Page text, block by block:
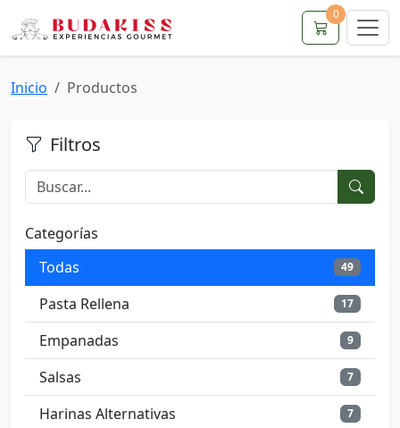
0
Inicio Productos
Filtros
Categorías
Todas
49
Pasta Rellena 17
Empanadas 9
Salsas 7
Harinas Alternativas 7